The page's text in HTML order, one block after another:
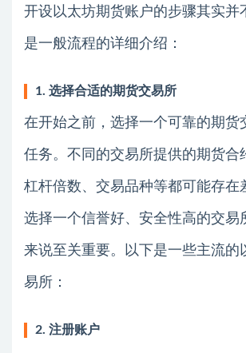
开设以太坊期货账户的步骤其实并
是一般流程的详细介绍：
1. 选择合适的期货交易所
在开始之前，选择一个可靠的期货
任务。不同的交易所提供的期货合
杠杆倍数、交易品种等都可能存在
选择一个信誉好、安全性高的交易
来说至关重要。以下是一些主流的
易所：
2. 注册账户